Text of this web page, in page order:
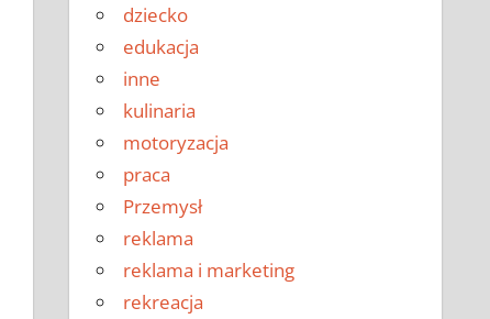
dziecko
edukacja
inne
kulinaria
motoryzacja
praca
Przemysł
reklama
reklama i marketing
rekreacja